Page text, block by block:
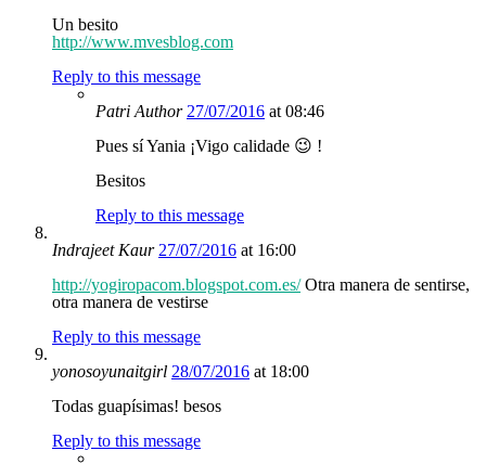
Un besito
http://www.mvesblog.com
Reply to this message
Patri Author 27/07/2016 at 08:46
Pues sí Yania ¡Vigo calidade 😉 !
Besitos
Reply to this message
Indrajeet Kaur 27/07/2016 at 16:00
http://yogiropacom.blogspot.com.es/Otra manera de sentirse,
otra manera de vestirse
Reply to this message
yonosoyunaitgirl 28/07/2016 at 18:00
Todas guapísimas! besos
Reply to this message